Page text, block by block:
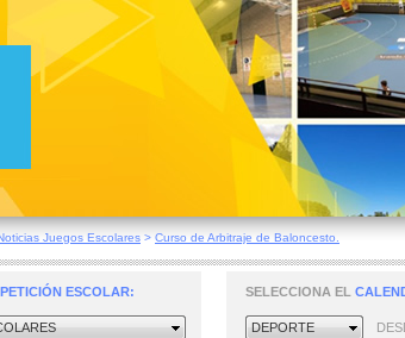
Juegos Escolares > Curso de Arbitraje de Baloncesto.
ESCOLAR: SELECCIONA EL
DEPORTE